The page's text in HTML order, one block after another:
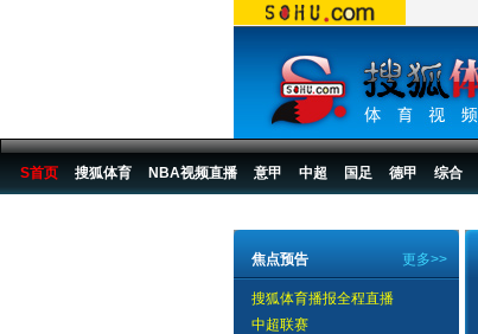
S首页 搜狐体育 NBA视频直播 意甲 中超 国足 德甲 综合
更多>>
焦点预告
搜狐体育播报全程直播
中超联赛